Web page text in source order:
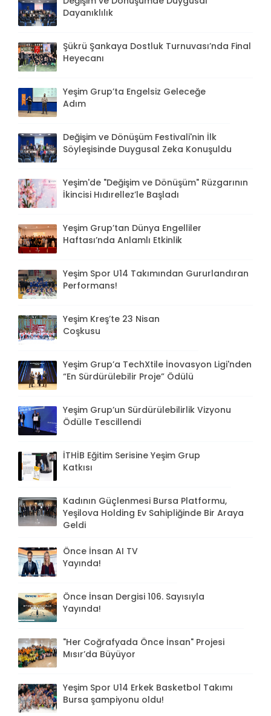
Dayanıklılık
Şükrü Şankaya Dostluk Turnuvası’nda Final
Heyecanı
Yeşim Grup’ta Engelsiz Geleceğe
Adım
Değişim ve Dönüşüm Festivali'nin İlk
Söyleşisinde Duygusal Zeka Konuşuldu
Yeşim'de "Değişim ve Dönüşüm" Rüzgarının
İkincisi Hıdırellez’le Başladı
Yeşim Grup’tan Dünya Engelliler
Haftası’nda Anlamlı Etkinlik
Yeşim Spor U14 Takımından Gururlandıran
Performans!
Yeşim Kreş’te 23 Nisan
Coşkusu
Yeşim Grup’a TechXtile İnovasyon Ligi'nden
“En Sürdürülebilir Proje” Ödülü
Yeşim Grup’un Sürdürülebilirlik Vizyonu
Ödülle Tescillendi
İTHİB Eğitim Serisine Yeşim Grup
Katkısı
Kadının Güçlenmesi Bursa Platformu,
Yeşilova Holding Ev Sahipliğinde Bir Araya
Geldi
Önce İnsan AI TV
Yayında!
Önce İnsan Dergisi 106. Sayısıyla
Yayında!
"Her Coğrafyada Önce İnsan" Projesi
Mısır’da Büyüyor
Yeşim Spor U14 Erkek Basketbol Takımı
Bursa şampiyonu oldu!